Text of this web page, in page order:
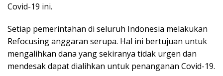
Covid-19 ini.
Setiap pemerintahan di seluruh Indonesia melakukan
Refocusing anggaran serupa. Hal ini bertujuan untuk
mengalihkan dana yang sekiranya tidak urgen dan
mendesak dapat dialihkan untuk penanganan Covid-19.